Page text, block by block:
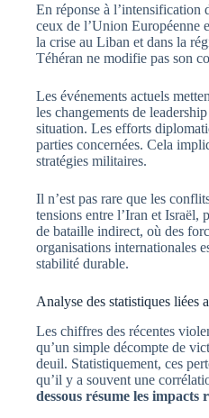
En réponse à l’intensification
ceux de l’Union Européenne
la crise au Liban et dans la
Téhéran ne modifie pas son
Les événements actuels
les changements de
situation. Les efforts
parties concernées. Cela
stratégies militaires.
Il n’est pas rare que les
tensions entre l’Iran et
de bataille indirect, où des
organisations internationales
stabilité durable.
Analyse des statistiques liées
Les chiffres des récentes
qu’un simple décompte de
deuil. Statistiquement, ces
qu’il y a souvent une
dessous résume les impacts